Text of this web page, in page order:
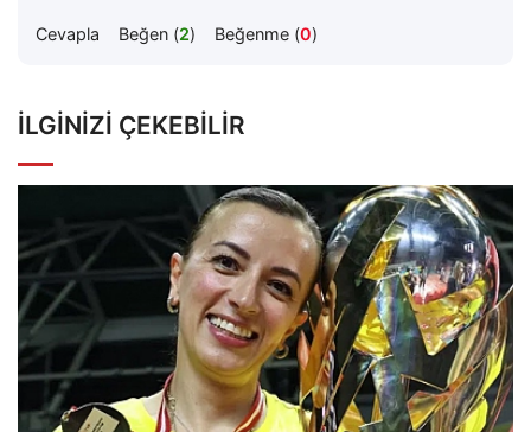
Cevapla Beğen (2) Beğenme (0)
İLGINIZI ÇEKEBILIR